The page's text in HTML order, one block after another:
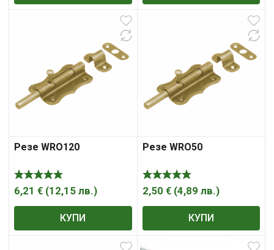
Резе WRO120
6,21 € (12,15 лв.)
КУПИ
Резе WRO50
2,50 € (4,89 лв.)
КУПИ